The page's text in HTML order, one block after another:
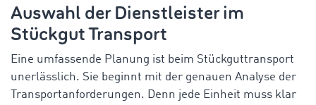
Auswahl der Dienstleister im
Stückgut Transport
Eine umfassende Planung ist beim Stückguttransport
unerlässlich. Sie beginnt mit der genauen Analyse der
Transportanforderungen. Denn jede Einheit muss klar